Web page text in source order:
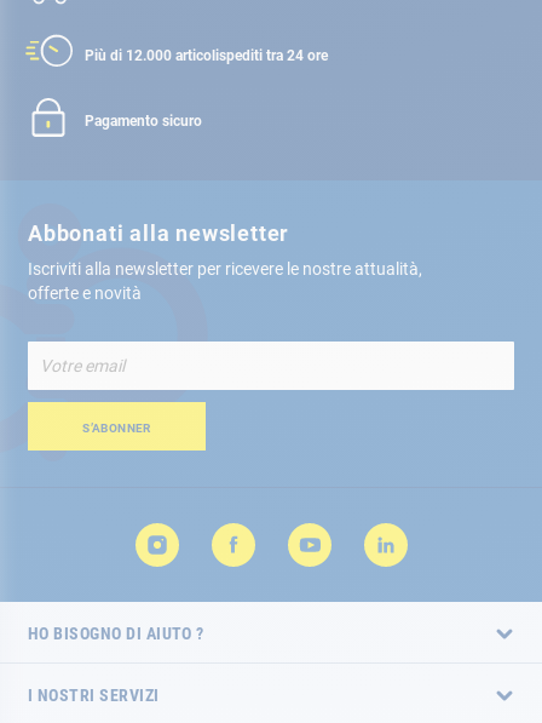
Più di 12.000 articolispediti tra 24 ore
Pagamento sicuro
Abbonati alla newsletter
Iscriviti alla newsletter per ricevere le nostre attualità,
offerte e novità
alla
nostra
Newsletter:S’ABONNER
HO BISOGNO DI AIUTO ?
I NOSTRI SERVIZI